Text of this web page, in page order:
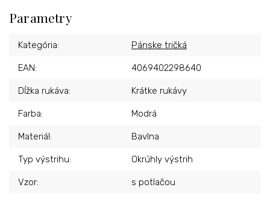
Parametry
Kategória: Pánske tričká
EAN: 4069402298640
Dĺžka rukáva: Krátke rukávy
Farba: Modrá
Materiál: Bavlna
Typ výstrihu: Okrúhly výstrih
Vzor: s potlačou